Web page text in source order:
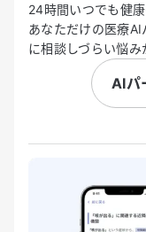
24時間いつでも健
あなただけの医療
に相談しづらい悩
AIパ